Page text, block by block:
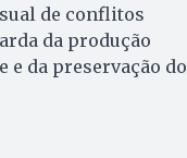
de conflitos
da produção
da preservação do